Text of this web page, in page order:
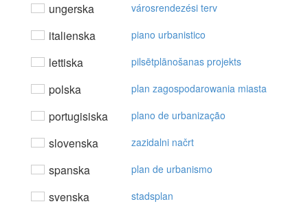
ungerska városrendezési terv
italienska piano urbanistico
lettiska pilsētplānošanas projekts
polska plan zagospodarowania miasta
portugisiska plano de urbanização
slovenska zazidalni načrt
spanska plan de urbanismo
svenska stadsplan